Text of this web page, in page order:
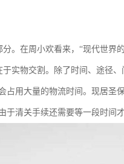
。在周小欢看来，“现代世界
实物交割。除了时间、途径
占用大量的物流时间。现居圣
清关手续还需要等一段时间